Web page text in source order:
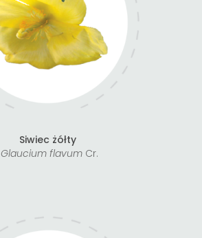
Siwiec żółty
Glaucium flavumCr.